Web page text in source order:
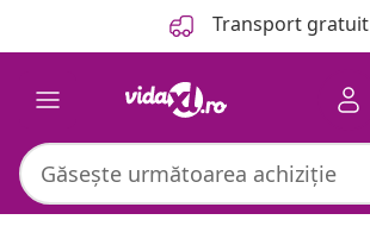
Transport gratuit